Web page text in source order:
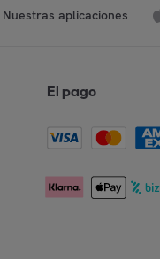
Nuestras aplicaciones
El pago